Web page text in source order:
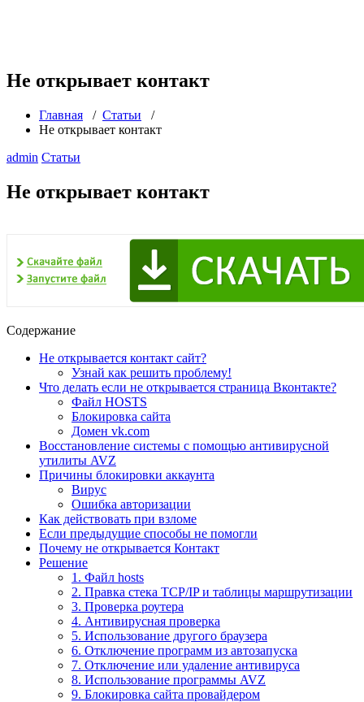
Не открывает контакт
Главная / Статьи /
Не открывает контакт
admin Статьи
Не открывает контакт
Содержание
Не открывается контакт сайт?
Узнай как решить проблему!
Что делать если не открывается страница Вконтакте?
Файл HOSTS
Блокировка сайта
Домен vk.com
Восстановление системы с помощью антивирусной
утилиты AVZ
Причины блокировки аккаунта
Вирус
Ошибка авторизации
Как действовать при взломе
Если предыдущие способы не помогли
Почему не открывается Контакт
Решение
1. Файл hosts
2. Правка стека TCP/IP и таблицы маршрутизации
3. Проверка роутера
4. Антивирусная проверка
5. Использование другого браузера
6. Отключение программ из автозапуска
7. Отключение или удаление антивируса
8. Использование программы AVZ
9. Блокировка сайта провайдером